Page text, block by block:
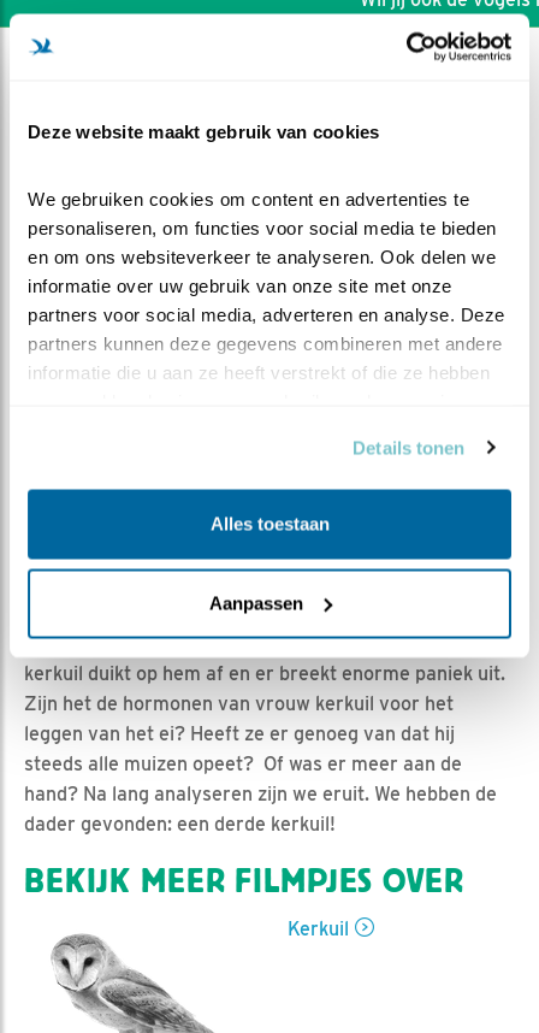
Deze website maakt gebruik van cookies
We gebruiken cookies om content en advertenties te
personaliseren, om functies voor social media te bieden
en om ons websiteverkeer te analyseren. Ook delen we
informatie over uw gebruik van onze site met onze
partners voor social media, adverteren en analyse. Deze
partners kunnen deze gegevens combineren met andere
informatie die u aan ze heeft verstrekt of die ze hebben
Details tonen
Alles toestaan
Aanpassen
Wilde achtervolging
Vind ik leuk| Bewaar dit filmpje|
1261x
De nacht voor het eerste ei werd gelegd, komt man
kerkuil met een muis de hooischuur binnen. Vrouw
kerkuil duikt op hem af en er breekt enorme paniek uit.
Zijn het de hormonen van vrouw kerkuil voor het
leggen van het ei? Heeft ze er genoeg van dat hij
steeds alle muizen opeet? Of was er meer aan de
hand? Na lang analyseren zijn we eruit. We hebben de
dader gevonden: een derde kerkuil!
BEKIJK MEER FILMPJES OVER
Kerkuil